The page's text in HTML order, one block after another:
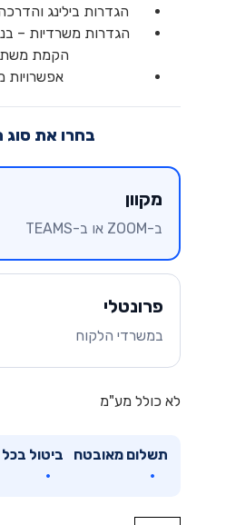
הגדרות בילינג
הגדרות משרדיות –
הקמת
בחרו את סוג
מקוון
ב-ZOOM או ב-TEAMS
פרונטלי
במשרדי הלקוח
לא כולל מע"מ
תשלום מאובטח ביטול